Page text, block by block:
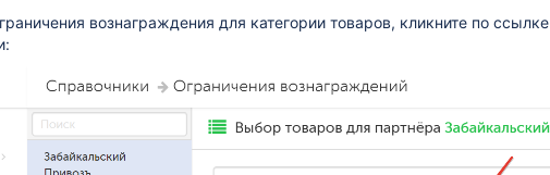
вознаграждения для категории товаров, кликните по ссылке